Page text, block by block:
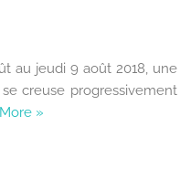
au jeudi 9 août 2018, une
se creuse progressivement
»